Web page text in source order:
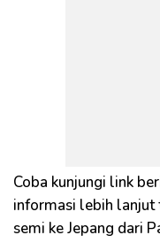
Coba kunjungi link
informasi lebih lanjut
semi ke Jepang dari